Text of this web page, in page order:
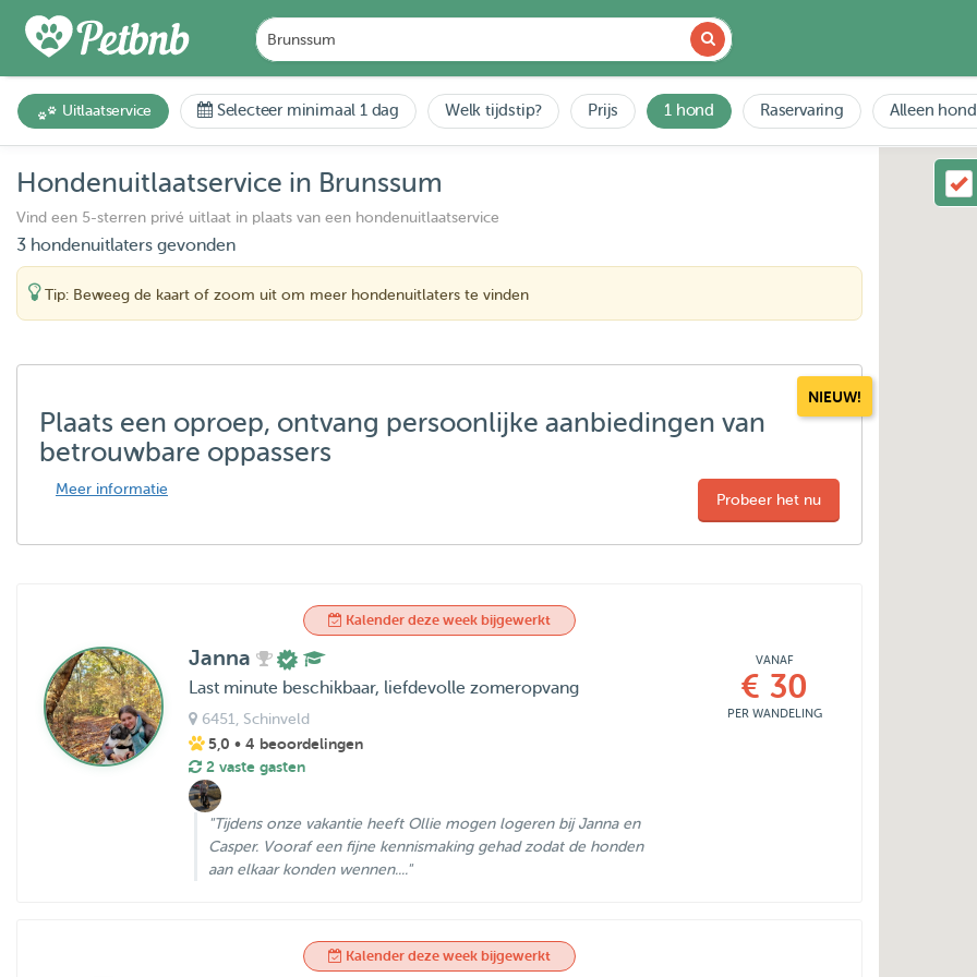
Uitlaatservice Selecteer minimaal 1 dag Welk tijdstip? Prijs 1 hond Raservaring Alleen
Hondenuitlaatservice in Brunssum
Vind een 5-sterren privé uitlaat in plaats van een hondenuitlaatservice
3 hondenuitlaters gevonden
Tip: Beweeg de kaart of zoom uit om meer hondenuitlaters te vinden
NIEUW!
Plaats een oproep, ontvang persoonlijke aanbiedingen van
betrouwbare oppassers
Meer informatie
Probeer het nu
Kalender deze week bijgewerkt
Janna
Last minute beschikbaar, liefdevolle zomeropvang
6451 , Schinveld
5,0 • 4 beoordelingen
2 vaste gasten
"Tijdens onze vakantie heeft Ollie mogen logeren bij Janna en
Casper. Vooraf een fijne kennismaking gehad zodat de honden
aan elkaar konden wennen...."
VANAF
€ 30
PER WANDELING
Kalender deze week bijgewerkt